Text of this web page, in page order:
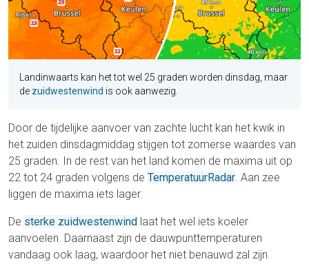
Landinwaarts kan het tot wel 25 graden worden dinsdag, maar
de zuidwestenwind is ook aanwezig.
Door de tijdelijke aanvoer van zachte lucht kan het kwik in
het zuiden dinsdagmiddag stijgen tot zomerse waardes van
25 graden. In de rest van het land komen de maxima uit op
22 tot 24 graden volgens de TemperatuurRadar. Aan zee
liggen de maxima iets lager.
De sterke zuidwestenwind laat het wel iets koeler
aanvoelen. Daarnaast zijn de dauwpunttemperaturen
vandaag ook laag, waardoor het niet benauwd zal zijn.